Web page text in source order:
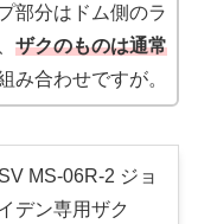
部分はドム側のラ
ザクのものは通常
み合わせですが。
MS-06R-2 ジョ
デン専用ザク